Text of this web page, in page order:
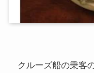
クルーズ船の乗客